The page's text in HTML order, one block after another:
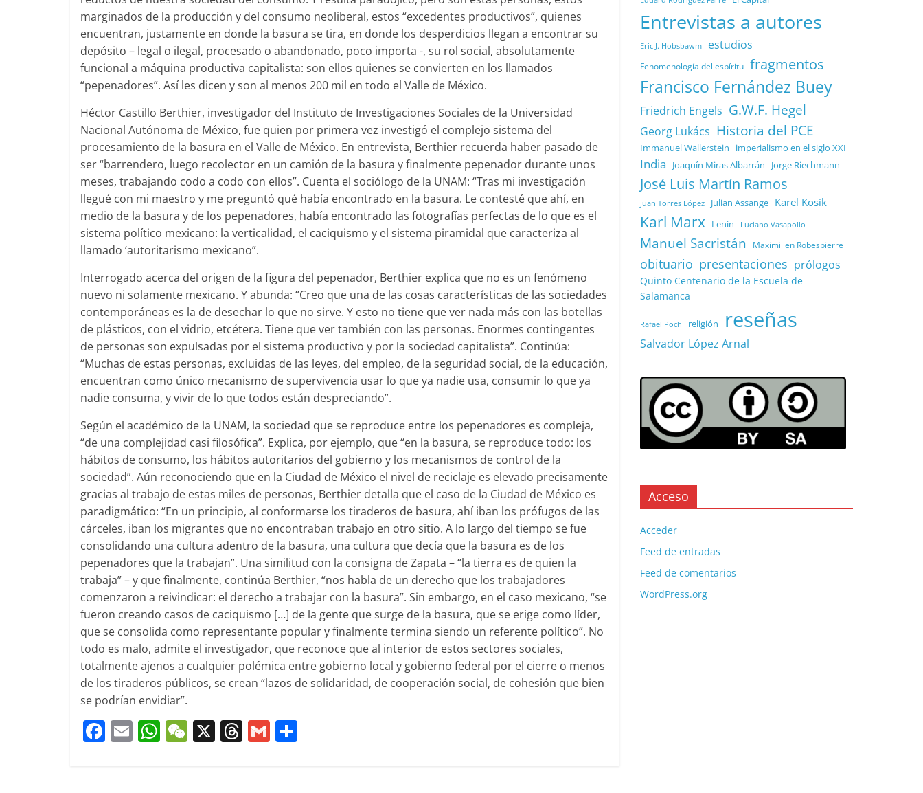
marginados de la producción y del consumo neoliberal, estos “excedentes productivos”, quienes
encuentran, justamente en donde la basura se tira, en donde los desperdicios llegan a encontrar su
depósito – legal o ilegal, procesado o abandonado, poco importa -, su rol social, absolutamente
funcional a máquina productiva capitalista: son ellos quienes se convierten en los llamados
“pepenadores”. Así les dicen y son al menos 200 mil en todo el Valle de México.
Héctor Castillo Berthier, investigador del Instituto de Investigaciones Sociales de la Universidad
Nacional Autónoma de México, fue quien por primera vez investigó el complejo sistema del
procesamiento de la basura en el Valle de México. En entrevista, Berthier recuerda haber pasado de
ser “barrendero, luego recolector en un camión de la basura y finalmente pepenador durante unos
meses, trabajando codo a codo con ellos”. Cuenta el sociólogo de la UNAM: “Tras mi investigación
llegué con mi maestro y me preguntó qué había encontrado en la basura. Le contesté que ahí, en
medio de la basura y de los pepenadores, había encontrado las fotografías perfectas de lo que es el
sistema político mexicano: la verticalidad, el caciquismo y el sistema piramidal que caracteriza al
llamado ‘autoritarismo mexicano”.
Interrogado acerca del origen de la figura del pepenador, Berthier explica que no es un fenómeno
nuevo ni solamente mexicano. Y abunda: “Creo que una de las cosas características de las sociedades
contemporáneas es la de desechar lo que no sirve. Y esto no tiene que ver nada más con las botellas
de plásticos, con el vidrio, etcétera. Tiene que ver también con las personas. Enormes contingentes
de personas son expulsadas por el sistema productivo y por la sociedad capitalista”. Continúa:
“Muchas de estas personas, excluidas de las leyes, del empleo, de la seguridad social, de la educación,
encuentran como único mecanismo de supervivencia usar lo que ya nadie usa, consumir lo que ya
nadie consuma, y vivir de lo que todos están despreciando”.
Según el académico de la UNAM, la sociedad que se reproduce entre los pepenadores es compleja,
“de una complejidad casi filosófica”. Explica, por ejemplo, que “en la basura, se reproduce todo: los
hábitos de consumo, los hábitos autoritarios del gobierno y los mecanismos de control de la
sociedad”. Aún reconociendo que en la Ciudad de México el nivel de reciclaje es elevado precisamente
gracias al trabajo de estas miles de personas, Berthier detalla que el caso de la Ciudad de México es
paradigmático: “En un principio, al conformarse los tiraderos de basura, ahí iban los prófugos de las
cárceles, iban los migrantes que no encontraban trabajo en otro sitio. A lo largo del tiempo se fue
consolidando una cultura adentro de la basura, una cultura que decía que la basura es de los
pepenadores que la trabajan”. Una similitud con la consigna de Zapata – “la tierra es de quien la
trabaja” – y que finalmente, continúa Berthier, “nos habla de un derecho que los trabajadores
comenzaron a reivindicar: el derecho a trabajar con la basura”. Sin embargo, en el caso mexicano, “se
fueron creando casos de caciquismo […] de la gente que surge de la basura, que se erige como líder,
que se consolida como representante popular y finalmente termina siendo un referente político”. No
todo es malo, admite el investigador, que reconoce que al interior de estos sectores sociales,
totalmente ajenos a cualquier polémica entre gobierno local y gobierno federal por el cierre o menos
de los tiraderos públicos, se crean “lazos de solidaridad, de cooperación social, de cohesión que bien
se podrían envidiar”.
F E W W X T G
Entrevistas a autores
Eric J. Hobsbawm estudios
Fenomenología del espíritu fragmentos
Francisco Fernández Buey
Friedrich Engels G.W.F. Hegel
Georg Lukács Historia del PCE
Immanuel Wallerstein imperialismo en el siglo XXI
India Joaquín Miras Albarrán Jorge Riechmann
José Luis Martín Ramos
Juan Torres López Julian Assange Karel Kosík
Karl Marx Lenin Luciano Vasapollo
Manuel Sacristán Maximilien Robespierre
obituario presentaciones prólogos
Quinto Centenario de la Escuela de
Salamanca
Rafael Poch religión reseñas
Salvador López Arnal
Acceso
Acceder
Feed de entradas
Feed de comentarios
WordPress.org